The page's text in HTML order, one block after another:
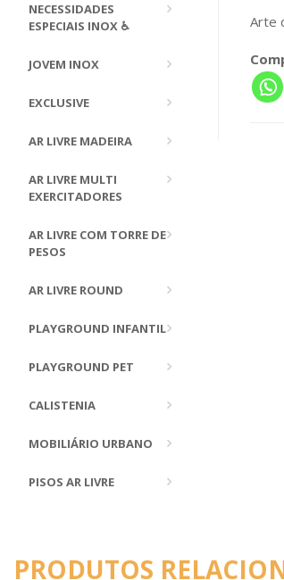
NECESSIDADES
ESPECIAIS INOX ♿
JOVEM INOX
EXCLUSIVE
AR LIVRE MADEIRA
AR LIVRE MULTI
EXERCITADORES
AR LIVRE COM TORRE DE
PESOS
AR LIVRE ROUND
PLAYGROUND INFANTIL
PLAYGROUND PET
CALISTENIA
MOBILIÁRIO URBANO
PISOS AR LIVRE
Arte
PRODUTOS